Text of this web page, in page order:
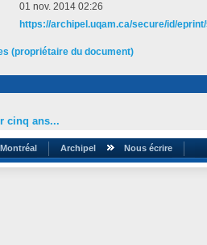
01 nov. 2014 02:26
https://archipel.uqam.ca/secure/id/
(propriétaire du document)
cinq ans...
Archipel Nous écrire